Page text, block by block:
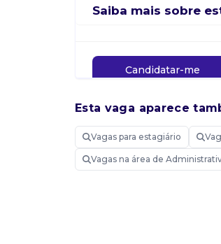
Saiba mais sobre
Candidatar-me
Esta vaga aparece
Vagas para estagiário
Vagas na área de